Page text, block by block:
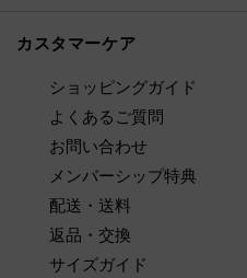
カスタマーケア
ショッピングガイド
よくあるご質問
お問い合わせ
メンバーシップ特典
配送・送料
返品・交換
サイズガイド